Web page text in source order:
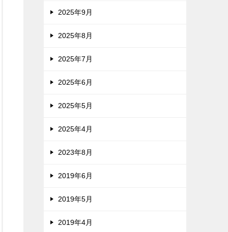
2025年9月
2025年8月
2025年7月
2025年6月
2025年5月
2025年4月
2023年8月
2019年6月
2019年5月
2019年4月